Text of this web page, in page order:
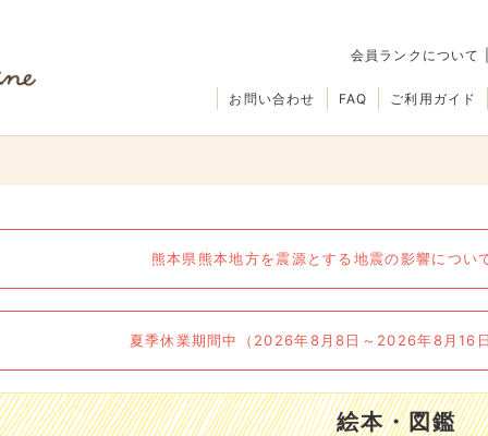
会員ランクについて
ご利用ガイド
FAQ
お問い合わせ
熊本県熊本地方を震源とする地震の影響につ
夏季休業期間中（2026年8月8日～2026年8月16
絵本・図鑑